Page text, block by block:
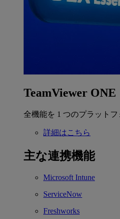
TeamViewer ONE
全機能を 1 つのプラットフ
詳細はこちら
主な連携機能
Microsoft Intune
ServiceNow
Freshworks